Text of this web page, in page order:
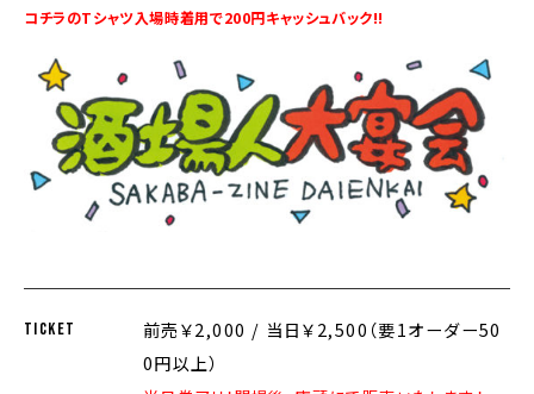
コチラのTシャツ入場時着用で200円キャッシュバック!!
TICKET
前売￥2,000 / 当日￥2,500（要1オーダー50
0円以上）